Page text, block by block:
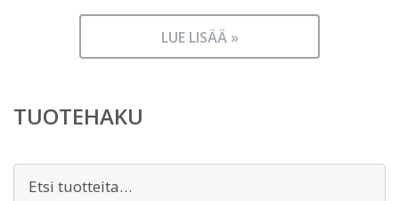
LUE LISÄÄ »
TUOTEHAKU